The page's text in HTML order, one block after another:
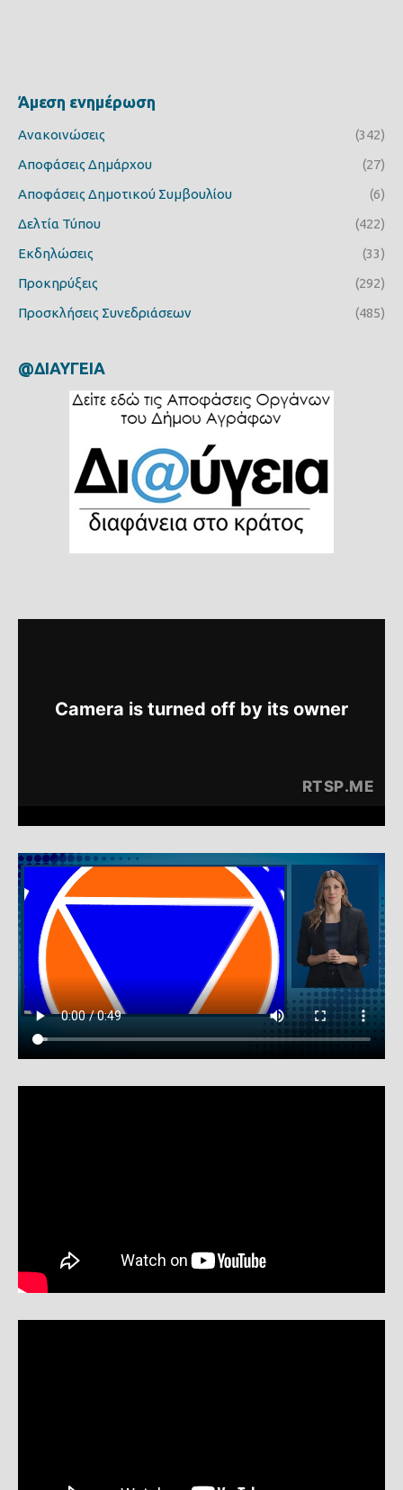
Άμεση ενημέρωση
Ανακοινώσεις
(342)
Αποφάσεις Δημάρχου
(27)
Αποφάσεις Δημοτικού Συμβουλίου
(6)
Δελτία Τύπου
(422)
Εκδηλώσεις
(33)
Προκηρύξεις
(292)
Προσκλήσεις Συνεδριάσεων
(485)
@ΔΙΑΥΓΕΙΑ